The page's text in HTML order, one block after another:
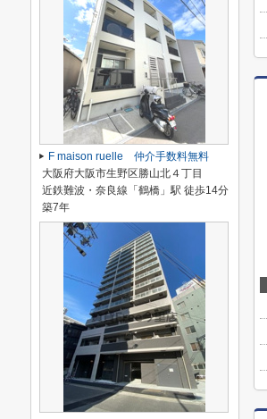
F maison ruelle 仲介手数料無料
大阪府大阪市生野区勝山北４丁目
近鉄難波・奈良線「鶴橋」駅 徒歩14分
築7年